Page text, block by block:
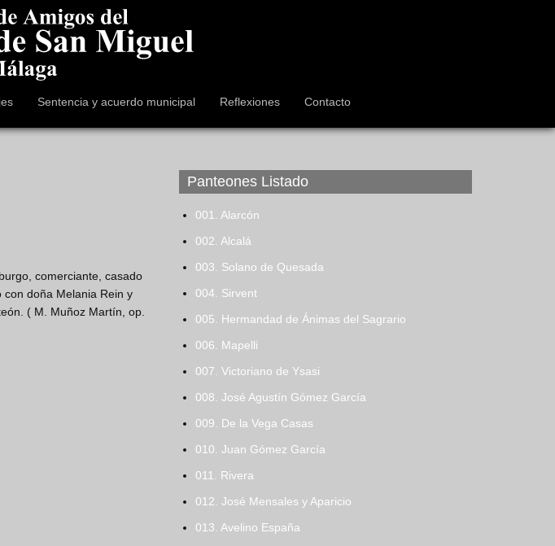
Sentencia y acuerdo municipal Reflexiones Contacto
comerciante, casado
con doña Melania Rein y
( M. Muñoz Martín, op.
Panteones Listado
001. Alarcón
002. Alcalá
003. Solano de Quesada
004. Sirvent
005. Hermandad de Ánimas del Sagrario
006. Mapelli
007. Victoriano de Ysasi
008. José Agustín Gómez García
009. De la Vega Casas
010. Juan Gómez García
011. Rivera
012. José Mensales y Aparicio
013. Avelino España